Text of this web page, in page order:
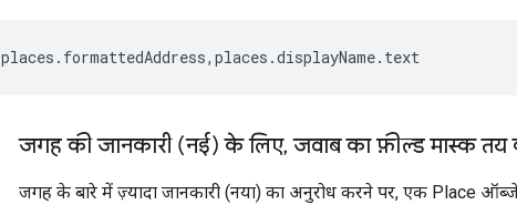
places.formattedAddress,places.displayName.text
जगह की जानकारी (नई) के लिए, जवाब का फ़ील्ड मास्क तय
जगह के बारे में ज़्यादा जानकारी (नया) का अनुरोध करने पर, एक Place